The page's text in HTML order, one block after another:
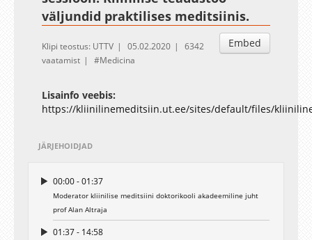
väljundid praktilises meditsiinis.
Embed
Klipi teostus: UTTV 05.02.2020
6342
vaatamist
Medicina
Lisainfo veebis:
https://kliinilinemeditsiin.ut.ee/sites/default/files/
JÄRJEHOIDJAD
00:00 - 01:37
Moderator kliinilise meditsiini doktorikooli akadeemiline juht
prof Alan Altraja
01:37 - 14:58